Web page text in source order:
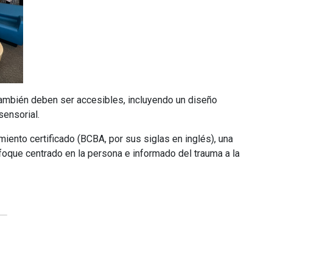
deben ser accesibles, incluyendo un diseño
certificado (BCBA, por sus siglas en inglés), una
centrado en la persona e informado del trauma a la